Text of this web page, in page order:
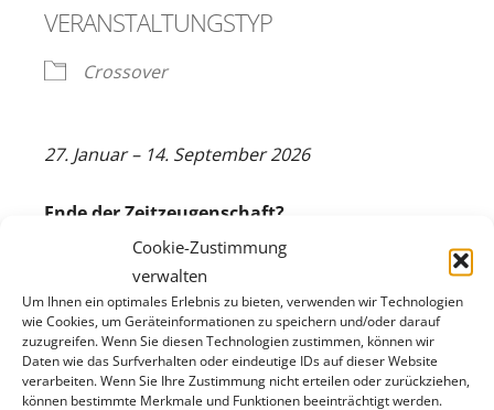
Cookie-Zustimmung
verwalten
Um Ihnen ein optimales Erlebnis zu bieten, verwenden wir Technologien
wie Cookies, um Geräteinformationen zu speichern und/oder darauf
zuzugreifen. Wenn Sie diesen Technologien zustimmen, können wir
Daten wie das Surfverhalten oder eindeutige IDs auf dieser Website
verarbeiten. Wenn Sie Ihre Zustimmung nicht erteilen oder zurückziehen,
können bestimmte Merkmale und Funktionen beeinträchtigt werden.
VERANSTALTUNGSTYP
Crossover
27. Januar – 14. September 2026
Ende der Zeitzeugenschaft?
Die letzten Überlebenden des Holocaust und
der Shoa werden ihre Erlebnisse und
Erfahrungen nur noch für begrenzte Zeit in
persönlichen Begegnungen vermitteln können.
Was bleibt, sind ihre Erinnerungen in Büchern,